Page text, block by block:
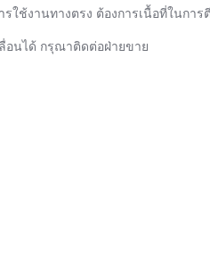
ช้งานทางตรง ต้องการเนื้อที่ในการ
อนได้ กรุณาติดต่อฝ่ายขาย